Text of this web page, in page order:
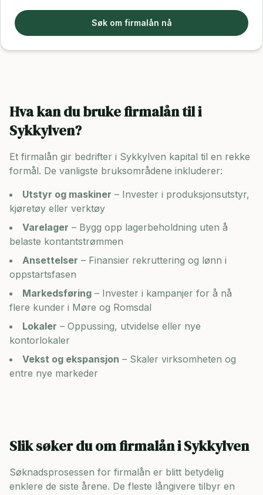
Søk om firmalån nå
Hva kan du bruke firmalån til i
Sykkylven?
Et firmalån gir bedrifter i Sykkylven kapital til en rekke
formål. De vanligste bruksområdene inkluderer:
Utstyr og maskiner – Invester i produksjonsutstyr,
kjøretøy eller verktøy
Varelager – Bygg opp lagerbeholdning uten å
belaste kontantstrømmen
Ansettelser – Finansier rekruttering og lønn i
oppstartsfasen
Markedsføring – Invester i kampanjer for å nå
flere kunder i Møre og Romsdal
Lokaler – Oppussing, utvidelse eller nye
kontorlokaler
Vekst og ekspansjon – Skaler virksomheten og
entre nye markeder
Slik søker du om firmalån iSykkylven
Søknadsprosessen for firmalån er blitt betydelig
enklere de siste årene. De fleste långivere tilbyr en